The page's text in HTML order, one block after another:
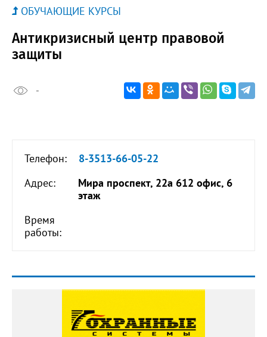
ОБУЧАЮЩИЕ КУРСЫ
Антикризисный центр правовой
защиты
-
Телефон:
8-3513-66-05-22
Адрес:
Мира проспект, 22а 612 офис, 6
этаж
Время
работы: